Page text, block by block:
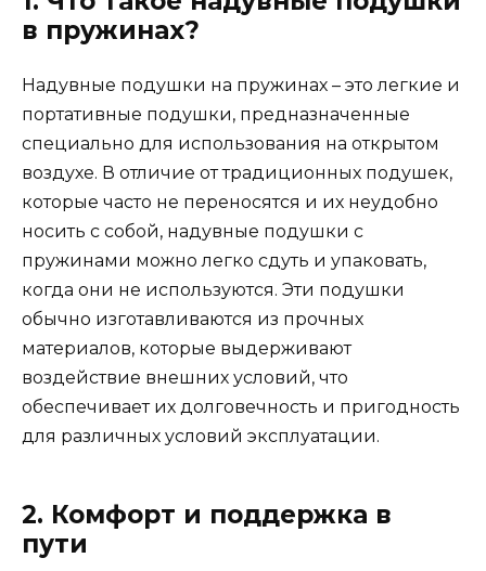
в пружинах?
Надувные подушки на пружинах – это легкие и
портативные подушки, предназначенные
специально для использования на открытом
воздухе. В отличие от традиционных подушек,
которые часто не переносятся и их неудобно
носить с собой, надувные подушки с
пружинами можно легко сдуть и упаковать,
когда они не используются. Эти подушки
обычно изготавливаются из прочных
материалов, которые выдерживают
воздействие внешних условий, что
обеспечивает их долговечность и пригодность
для различных условий эксплуатации.
2. Комфорт и поддержка в
пути